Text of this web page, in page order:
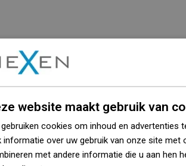
website maakt gebruik van
cookies om inhoud en advertenties
informatie over uw gebruik van onze site met
met andere informatie die u aan hen